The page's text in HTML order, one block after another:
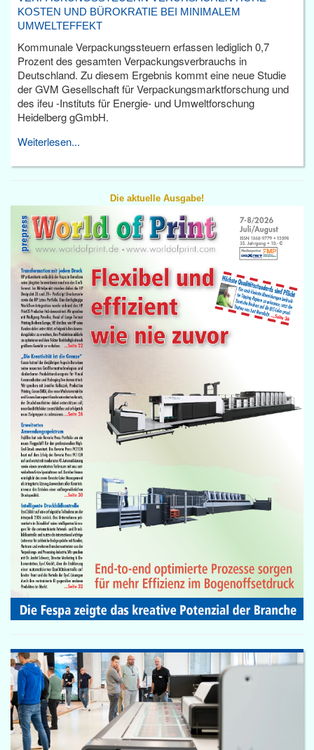
KOSTEN UND BÜROKRATIE BEI MINIMALEM
UMWELTEFFEKT
Kommunale Verpackungssteuern erfassen lediglich 0,7
Prozent des gesamten Verpackungsverbrauchs in
Deutschland. Zu diesem Ergebnis kommt eine neue Studie
der GVM Gesellschaft für Verpackungsmarktforschung und
des ifeu -Instituts für Energie- und Umweltforschung
Heidelberg gGmbH.
Weiterlesen...
Die aktuelle Ausgabe!